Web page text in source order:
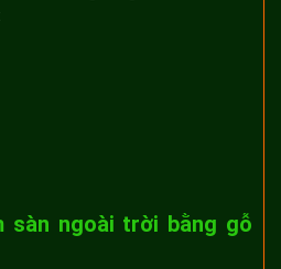
sàn ngoài trời bằng gỗ